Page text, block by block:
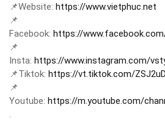
📌Website: https://www.vietphuc.net
Facebook: https://
📌
Insta: https://www.instagram.com/
📌Tiktok: https://vt.tiktok.com/
📌
Youtube: https://m.youtube.com/
.